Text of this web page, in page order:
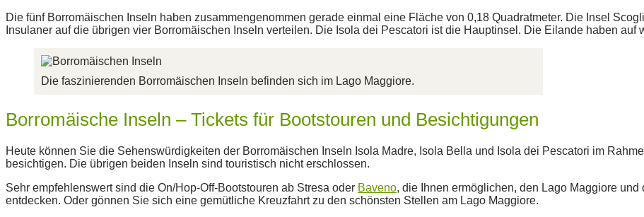
Die fünf Borromäischen Inseln haben zusammengenommen gerade einmal eine Fläche von 0,18 Quadratmeter. Die Insel
Insulaner auf die übrigen vier Borromäischen Inseln verteilen. Die Isola dei Pescatori ist die Hauptinsel. Die Eilande haben
Die faszinierenden Borromäischen Inseln befinden sich im Lago Maggiore.
Borromäische Inseln – Tickets für Bootstouren und Besichtigungen
Heute können Sie die Sehenswürdigkeiten der Borromäischen Inseln Isola Madre, Isola Bella und Isola dei Pescatori im
besichtigen. Die übrigen beiden Inseln sind touristisch nicht erschlossen.
Sehr empfehlenswert sind die On/Hop-Off-Bootstouren ab Stresa oder Baveno, die Ihnen ermöglichen, den Lago Maggiore
entdecken. Oder gönnen Sie sich eine gemütliche Kreuzfahrt zu den schönsten Stellen am Lago Maggiore.